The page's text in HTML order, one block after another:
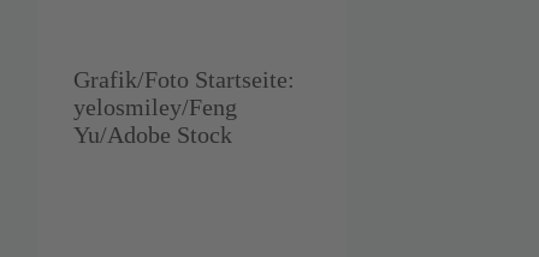
Grafik/Foto Startseite:
yelosmiley/Feng
Yu/Adobe Stock